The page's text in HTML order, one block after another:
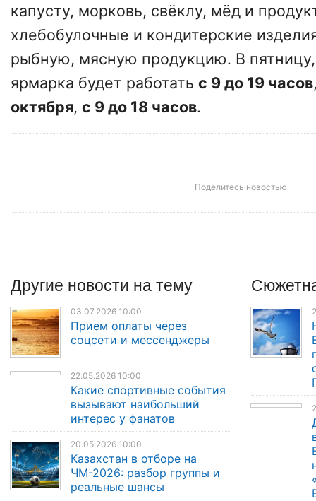
капусту, морковь, свёклу, мёд и
хлебобулочные и кондитерские
рыбную, мясную продукцию. В
ярмарка будет работать с 9 до 19 часов
октября, с 9 до 18 часов.
Поделитесь новостью
Другие новости на тему
03.07.2026 10:00
Прием оплаты через
соцсети и мессенджеры
22.05.2026 10:00
Какие спортивные события
вызывают наибольший
интерес у фанатов
20.05.2026 10:00
Казахстан в отборе на
ЧМ-2026: разбор группы и
реальные шансы